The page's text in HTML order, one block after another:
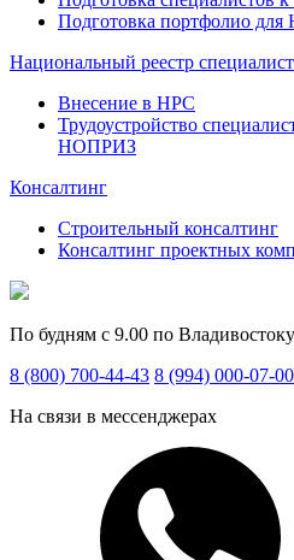
Подготовка портфолио
Национальный реестр
Внесение в НРС
Трудоустройство
НОПРИЗ
Консалтинг
Строительный консалтинг
Консалтинг проектных
По будням с 9.00 по
8 (800) 700-44-43 8 (994) 000-07-00
На связи в мессенджерах